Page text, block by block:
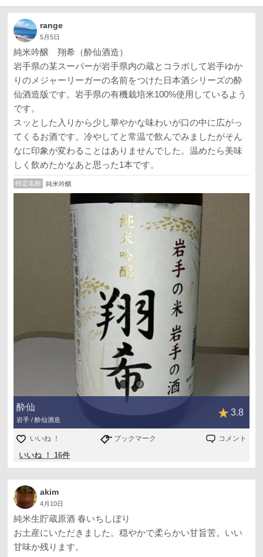
range
5月5日
純米吟醸 翔希（酔仙酒造）
岩手県の某スーパーが岩手県内の蔵とコラボして岩手ゆか
りのメジャーリーガーの名前をつけた日本酒シリーズの酔
仙酒造版です。岩手県の有機栽培米100%使用しているよう
です。
スッとした入りから少し華やかな味わいが口の中に広がっ
てくるお酒です。冷やしてと常温で飲んでみましたがそん
なに印象が変わることはありませんでした。温めたら美味
しく飲めたかなあと思った1本です。
特定名称 純米吟醸
酔仙
岩手 / 酔仙酒造
3.8
いいね ！ ブックマーク コメント
いいね ！ 16件
akim
4月10日
純米生貯蔵原酒 春いちしぼり
お土産にいただきました。穏やかで柔らかい甘旨苦。いい
甘味か残ります。